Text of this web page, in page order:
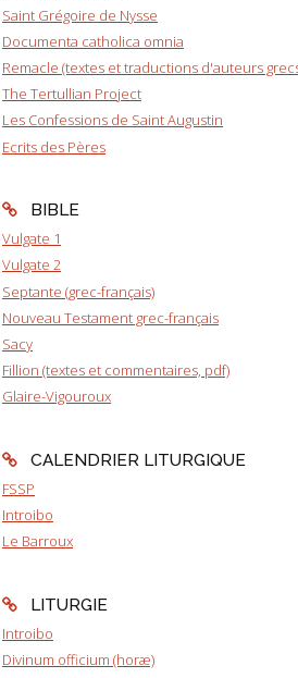
Saint Grégoire de Nysse
Documenta catholica omnia
Remacle (textes et traductions d'auteurs
The Tertullian Project
Les Confessions de Saint Augustin
Ecrits des Pères
BIBLE
Vulgate 1
Vulgate 2
Septante (grec-français)
Nouveau Testament grec-français
Sacy
Fillion (textes et commentaires, pdf)
Glaire-Vigouroux
CALENDRIER LITURGIQUE
FSSP
Introibo
Le Barroux
LITURGIE
Introibo
Divinum officium (horæ)